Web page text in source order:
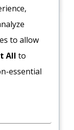
Virsli
ár:ft/kg.
to allow
All to
essential